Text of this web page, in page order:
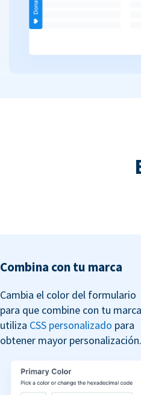
Combina con tu marca
Cambia el color del formulario
para que combine con tu
utiliza CSS personalizado para
obtener mayor personalización.